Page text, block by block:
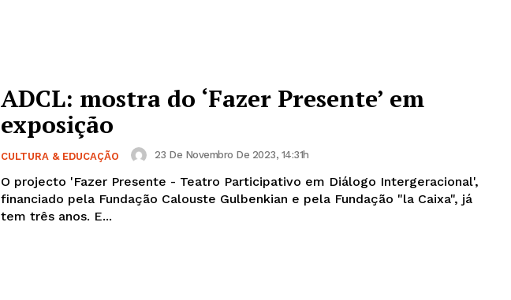
ADCL: mostra do ‘Fazer Presente’ em
exposição
CULTURA & EDUCAÇÃO 23 De Novembro De 2023, 14:31h
O projecto 'Fazer Presente - Teatro Participativo em Diálogo Intergeracional',
financiado pela Fundação Calouste Gulbenkian e pela Fundação "la Caixa", já
tem três anos. E...